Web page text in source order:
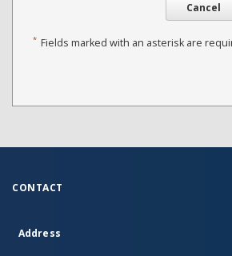
Cancel
* Fields marked with an asterisk are
CONTACT
Address